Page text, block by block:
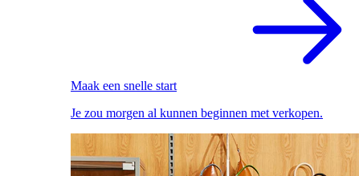
Maak een snelle start
Je zou morgen al kunnen beginnen met verkopen.